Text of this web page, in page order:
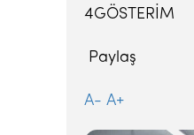
4GÖSTERİM
Paylaş
A- A+